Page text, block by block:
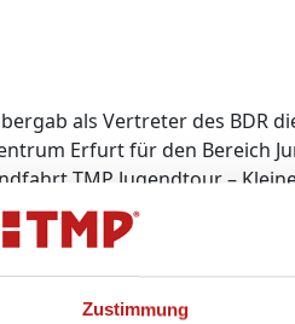
Zustimmung
als Vertreter des BDR
Erfurt für den Bereich
TMP Jugendtour –
von TMP wurden 1998
und inzwischen
vorbildlichen Engagement